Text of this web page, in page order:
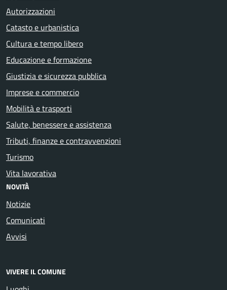
Autorizzazioni
Catasto e urbanistica
Cultura e tempo libero
Educazione e formazione
Giustizia e sicurezza pubblica
Imprese e commercio
Mobilità e trasporti
Salute, benessere e assistenza
Tributi, finanze e contravvenzioni
Turismo
Vita lavorativa
NOVITÀ
Notizie
Comunicati
Avvisi
VIVERE IL COMUNE